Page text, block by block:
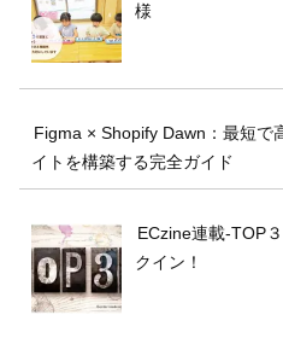
様
Figma × Shopify Dawn：最短で
イトを構築する完全ガイド
ECzine連載-TOP
クイン！